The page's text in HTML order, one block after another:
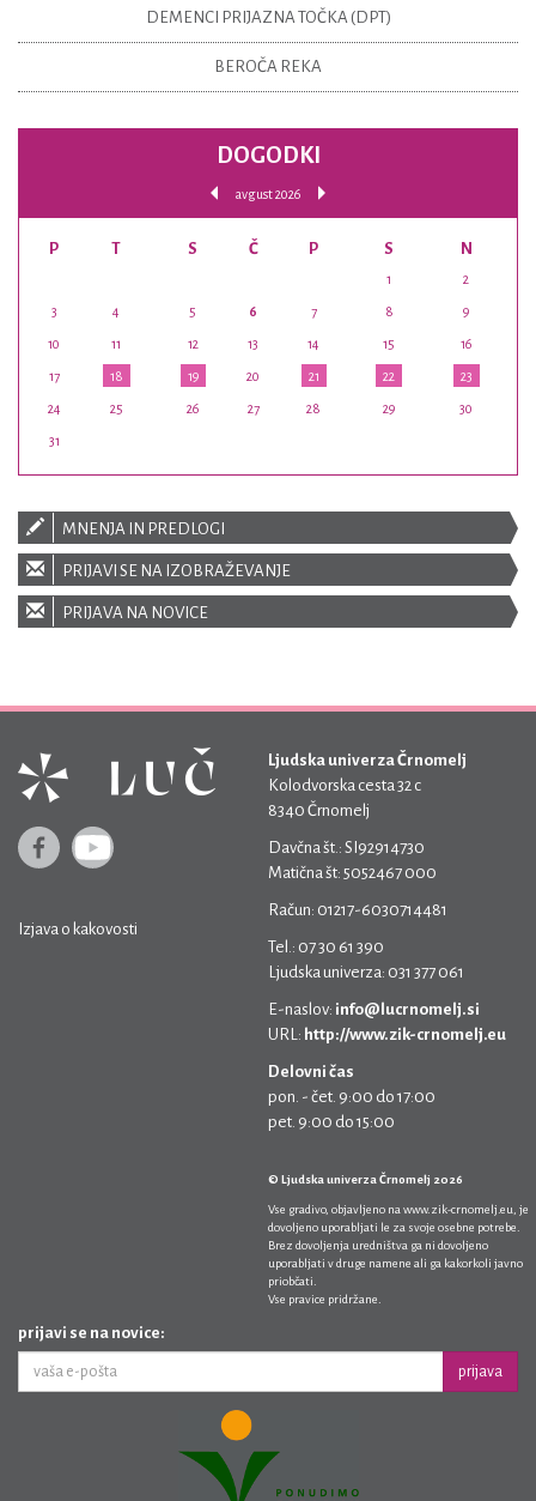
DEMENCI PRIJAZNA TOČKA (DPT)
BEROČA REKA
DOGODKI
avgust 2026
P T S Č P S N
1 2
3 4 5 6 7 8 9
10 11 12 13 14 15 16
17 18 19 20 21 22 23
24 25 26 27 28 29 30
31
MNENJA IN PREDLOGI
PRIJAVI SE NA IZOBRAŽEVANJE
PRIJAVA NA NOVICE
Izjava o kakovosti
Ljudska univerza Črnomelj
Kolodvorska cesta 32 c
8340 Črnomelj
Davčna št.: SI92914730
Matična št: 5052467 000
Račun: 01217-6030714481
Tel.: 07 30 61 390
Ljudska univerza: 031 377 061
E-naslov: info@lucrnomelj.si
URL: http://www.zik-crnomelj.eu
Delovni čas
pon. - čet. 9:00 do 17:00
pet. 9:00 do 15:00
© Ljudska univerza Črnomelj 2026
Vse gradivo, objavljeno na www.zik-crnomelj.eu , je
dovoljeno uporabljati le za svoje osebne potrebe.
Brez dovoljenja uredništva ga ni dovoljeno
uporabljati v druge namene ali ga kakorkoli javno
priobčati.
Vse pravice pridržane.
prijavi se na novice:
prijava